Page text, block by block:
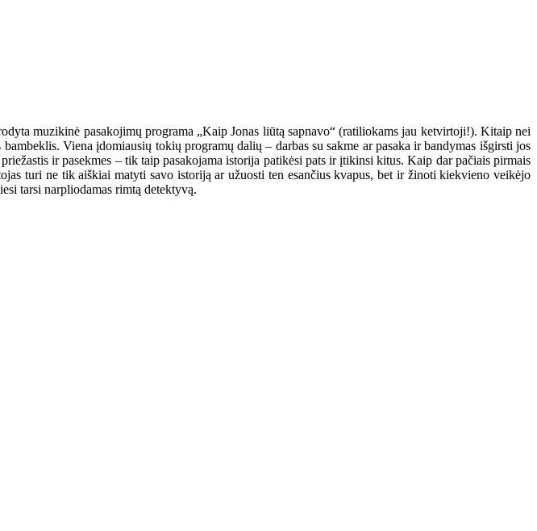
muzikinė pasakojimų programa „Kaip Jonas liūtą sapnavo“ (ratiliokams jau ketvirtoji!). Kitaip nei
Viena įdomiausių tokių programų dalių – darbas su sakme ar pasaka ir bandymas išgirsti jos
ir pasekmes – tik taip pasakojama istorija patikėsi pats ir įtikinsi kitus. Kaip dar pačiais pirmais
turi ne tik aiškiai matyti savo istoriją ar užuosti ten esančius kvapus, bet ir žinoti kiekvieno veikėjo
tarsi narpliodamas rimtą detektyvą.